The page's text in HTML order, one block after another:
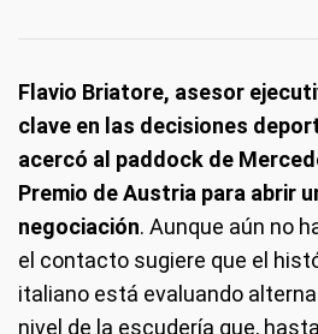
Flavio Briatore, asesor
clave en las decisiones
acercó al paddock de
Premio de Austria para abrir
negociación. Aunque aún no
el contacto sugiere que el
italiano está evaluando
nivel de la escudería que,